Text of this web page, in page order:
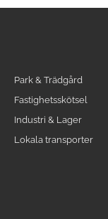
Park & Trädgård
Fastighetsskötsel
Industri & Lager
Lokala transporter